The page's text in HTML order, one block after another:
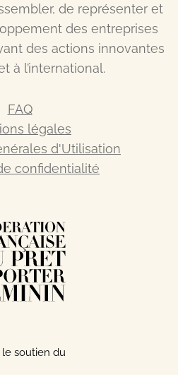
de représenter et
des entreprises
des actions innovantes
à l’international.
FAQ
légales
d'Utilisation
confidentialité
soutien du